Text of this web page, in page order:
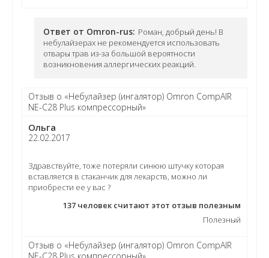
Ответ от Omron-rus: Роман, добрый день! В
небулайзерах не рекомендуется использовать
отвары трав из-за большой вероятности
возникновения аллергических реакций.
Отзыв о «Небулайзер (ингалятор) Omron CompAIR
NE-C28 Plus компрессорный»
Ольга
22.02.2017
Здравствуйте, тоже потеряли синюю штучку которая
вставляется в стаканчик для лекарств, можно ли
приобрести ее у вас ?
137 человек считают этот отзыв полезным
Полезный
Отзыв о «Небулайзер (ингалятор) Omron CompAIR